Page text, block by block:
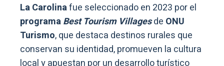
La Carolinafue seleccionado en 2023 por el
programaBest Tourism Villagesde ONU
Turismo, que destaca destinos rurales que
conservan su identidad, promueven la cultura
local y apuestan por un desarrollo turístico